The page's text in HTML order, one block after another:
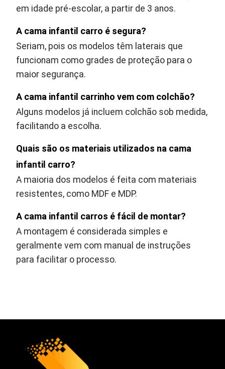
em idade pré-escolar, a partir de 3 anos.
A cama infantil carro é segura?
Seriam, pois os modelos têm laterais que
funcionam como grades de proteção para o
maior segurança.
A cama infantil carrinho vem com colchão?
Alguns modelos já incluem colchão sob medida,
facilitando a escolha.
Quais são os materiais utilizados na cama
infantil carro?
A maioria dos modelos é feita com materiais
resistentes, como MDF e MDP.
A cama infantil carros é fácil de montar?
A montagem é considerada simples e
geralmente vem com manual de instruções
para facilitar o processo.